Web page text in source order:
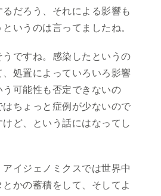
だろう、それによる影響も
いうのは言ってましたね。
ですね。感染したというの
処置によっていろいろ影響
可能性も否定できないの
ちょっと症例が少ないので
ど、という話にはなってし
イジェノミクスでは世界中
かの蓄積をして、そしてよ